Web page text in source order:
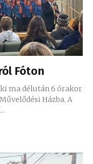
Fóton
ma délután 6 órakor
Házba. A